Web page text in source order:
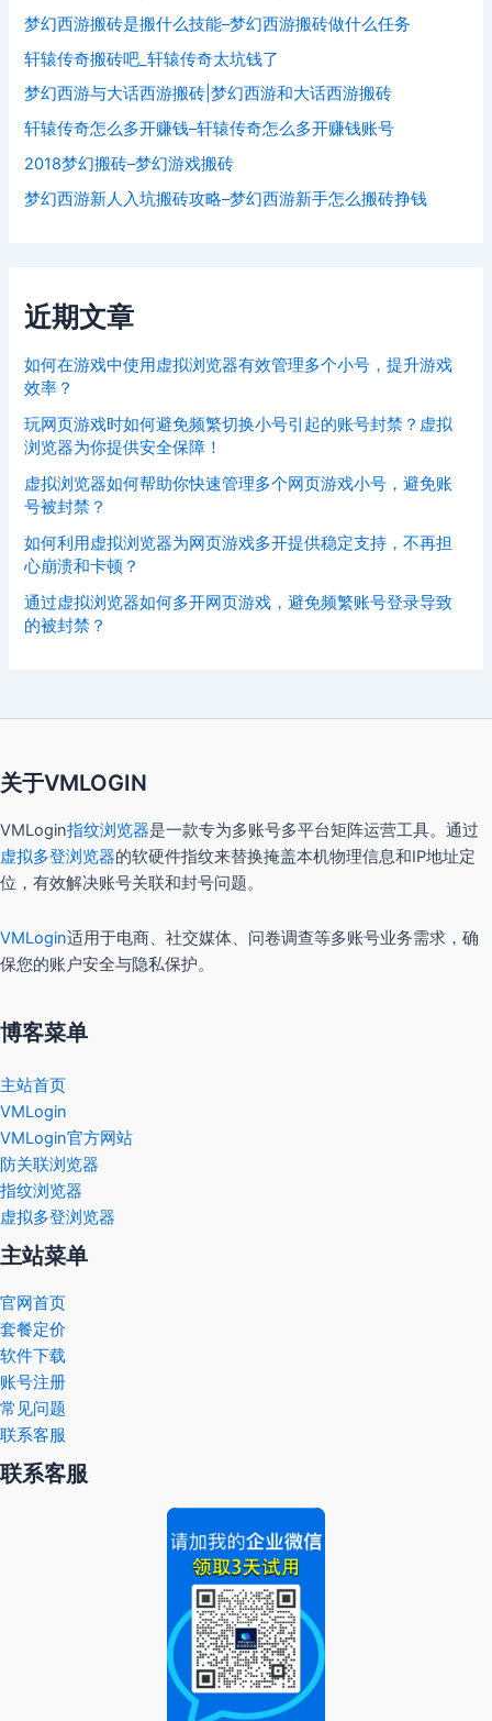
梦幻西游搬砖是搬什么技能–梦幻西游搬砖做什么任务
轩辕传奇搬砖吧_轩辕传奇太坑钱了
梦幻西游与大话西游搬砖|梦幻西游和大话西游搬砖
轩辕传奇怎么多开赚钱–轩辕传奇怎么多开赚钱账号
2018梦幻搬砖–梦幻游戏搬砖
梦幻西游新人入坑搬砖攻略–梦幻西游新手怎么搬砖挣钱
近期文章
如何在游戏中使用虚拟浏览器有效管理多个小号，提升游戏
效率？
玩网页游戏时如何避免频繁切换小号引起的账号封禁？虚拟
浏览器为你提供安全保障！
虚拟浏览器如何帮助你快速管理多个网页游戏小号，避免账
号被封禁？
如何利用虚拟浏览器为网页游戏多开提供稳定支持，不再担
心崩溃和卡顿？
通过虚拟浏览器如何多开网页游戏，避免频繁账号登录导致
的被封禁？
关于VMLOGIN
VMLogin指纹浏览器是一款专为多账号多平台矩阵运营工具。通过
虚拟多登浏览器的软硬件指纹来替换掩盖本机物理信息和IP地址定
位，有效解决账号关联和封号问题。
VMLogin适用于电商、社交媒体、问卷调查等多账号业务需求，确
保您的账户安全与隐私保护。
博客菜单
主站首页
VMLogin
VMLogin官方网站
防关联浏览器
指纹浏览器
虚拟多登浏览器
主站菜单
官网首页
套餐定价
软件下载
账号注册
常见问题
联系客服
联系客服